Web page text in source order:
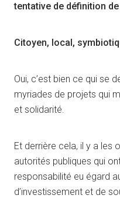
tentative de définition
Citoyen, local,
Oui, c’est bien ce qui se
myriades de projets qui
et solidarité.
Et derrière cela, il y a les
autorités publiques qui
responsabilité eu égard
d’investissement et de